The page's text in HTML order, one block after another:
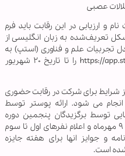
عصبی
و ارزیابی در این رقابت باید فرم
تعریف‌شده به زبان انگلیسی از
علم و فناوری (استپ) به
نشانی https://app.step.mstfdn.org/rpc را تا تاریخ ۲۰ شهریور
حائز شرایط برای شرکت در رقابت حضوری
تا تاریخ ۳۰ شهریور ۱۴۰۲ انجام می شود. ارائه پوستر توسط
توسط برگزیدگان پنجمین دوره
جایزه مصطفی (ص) در روز ۹ مهرماه و اعلام نفرهای اول تا سوم
و جوایز انها برای هفته جایزه
است.